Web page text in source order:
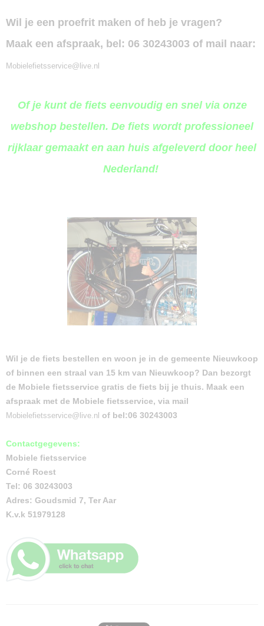
Wil je een proefrit maken of heb je vragen?
Maak een afspraak, bel: 06 30243003 of mail naar:
Mobielefietsservice@live.nl
Of je kunt de fiets eenvoudig en snel via onze
webshop bestellen. De fiets wordt professioneel
rijklaar gemaakt en aan huis afgeleverd door heel
Nederland!
Wil je de fiets bestellen en woon je in de gemeente Nieuwkoop
of binnen een straal van 15 km van Nieuwkoop? Dan bezorgt
de Mobiele fietsservice gratis de fiets bij je thuis. Maak een
afspraak met de Mobiele fietsservice, via mail
Mobielefietsservice@live.nl of bel:06 30243003
Contactgegevens:
Mobiele fietsservice
Corné Roest
Tel: 06 30243003
Adres: Goudsmid 7, Ter Aar
K.v.k 51979128